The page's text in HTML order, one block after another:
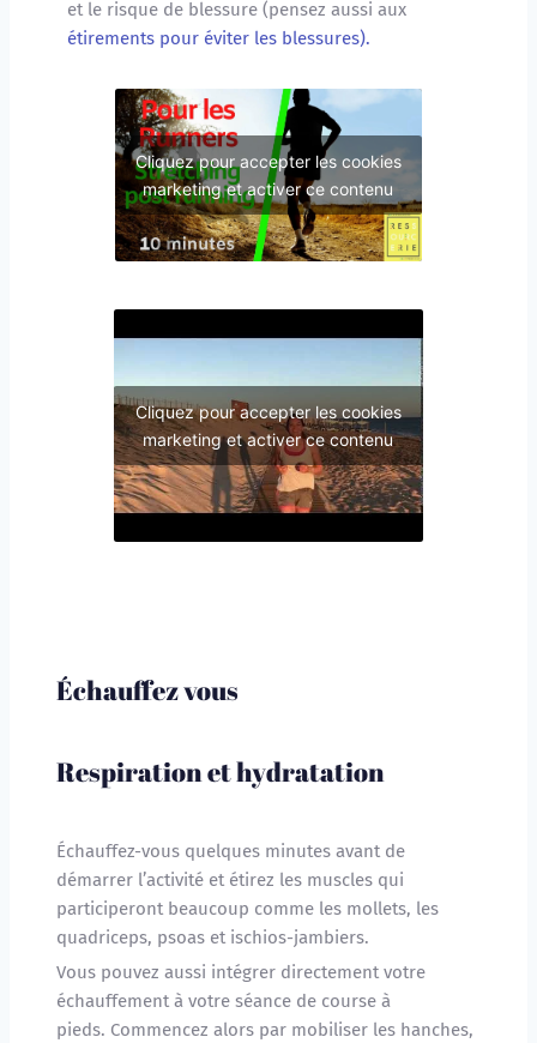
et le risque de blessure (pensez aussi aux
étirements pour éviter les blessures).
Cliquez pour accepter les cookies
marketing et activer ce contenu
Cliquez pour accepter les cookies
marketing et activer ce contenu
Échauffez vous
Respiration et hydratation
Échauffez-vous quelques minutes avant de
démarrer l’activité et étirez les muscles qui
participeront beaucoup comme les mollets, les
quadriceps, psoas et ischios-jambiers.
Vous pouvez aussi intégrer directement votre
échauffement à votre séance de course à
pieds. Commencez alors par mobiliser les hanches,